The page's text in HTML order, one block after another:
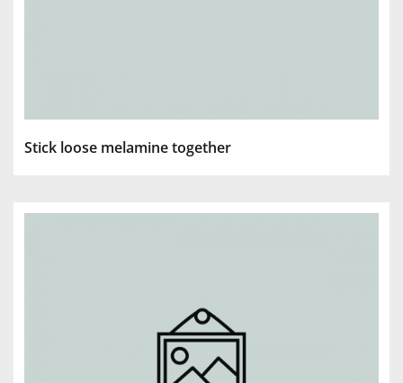
Stick loose melamine together